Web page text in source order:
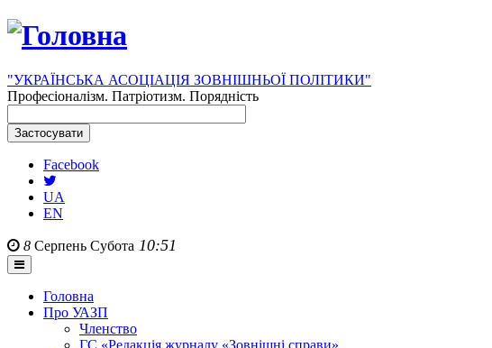
"УКРАЇНСЬКА АСОЦІАЦІЯ ЗОВНІШНЬОЇ ПОЛІТИКИ"
Професіоналізм. Патріотизм. Порядність
Facebook
UA
EN
8 Серпень Субота 10:51
Головна
Про УАЗП
Членство
ГС «Редакція журналу «Зовнішні справи»